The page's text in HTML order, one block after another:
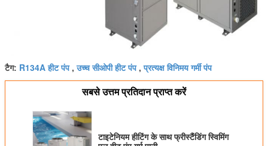
टैग: R134A हीट पंप,उच्च सीओपी हीट पंप,प्रत्यक्ष विनिमय गर्मी पंप
सबसे उत्तम प्रतिदान प्राप्त करें
टाइटेनियम हीटिंग के साथ फ्रीस्टैंडिंग स्विमिंग